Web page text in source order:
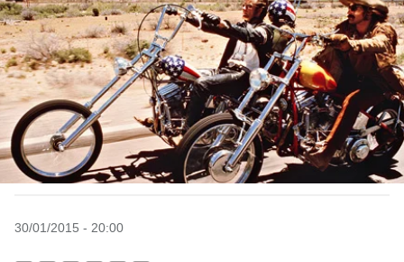
30/01/2015 - 20:00